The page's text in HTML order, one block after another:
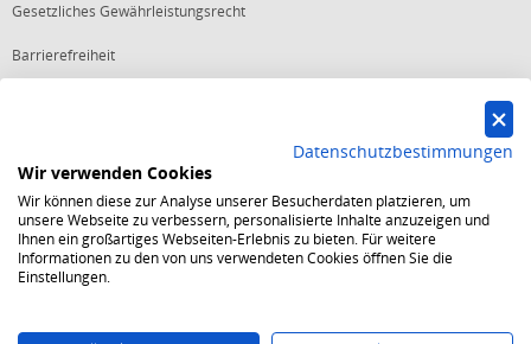
Gesetzliches Gewährleistungsrecht
Barrierefreiheit
Starker Service
Shops mit dem Excellent Shop Award stehen seit mehr als 5,
10, 15 oder 20 Jahren für ein sicheres und angenehmes
Einkaufserlebnis.
Echte Verlässlichkeit
Datenschutzbestimmungen
Wir verwenden Cookies
Wir können diese zur Analyse unserer Besucherdaten platzieren, um
unsere Webseite zu verbessern, personalisierte Inhalte anzuzeigen und
Ihnen ein großartiges Webseiten-Erlebnis zu bieten. Für weitere
Informationen zu den von uns verwendeten Cookies öffnen Sie die
Einstellungen.